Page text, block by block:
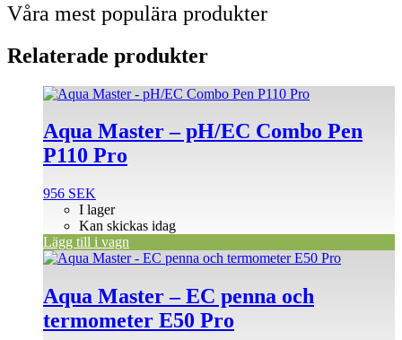
Våra mest populära produkter
Relaterade produkter
Aqua Master – pH/EC Combo Pen
P110 Pro
956 SEK
I lager
Kan skickas idag
Lägg till i vagn
Aqua Master – EC penna och
termometer E50 Pro